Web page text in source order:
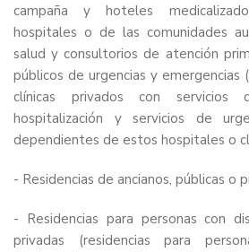
campaña y hoteles
hospitales o de las comunidades
salud y consultorios de atención
públicos de urgencias y
clínicas privados con
hospitalización y servicios de
dependientes de estos hospitales o
- Residencias de ancianos, públicas o
- Residencias para personas con
privadas (residencias para